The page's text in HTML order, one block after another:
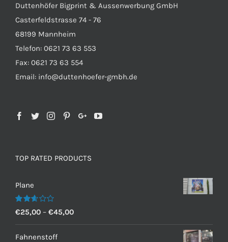
Duttenhöfer Bigprint & Aussenwerbung GmbH
Casterfeldstrasse 74 - 76
68199 Mannheim
Telefon: 0621 73 63 553
Fax: 0621 73 63 554
Email: info@duttenhoefer-gmbh.de
TOP RATED PRODUCTS
Plane
Bewertet
mit
2.60
von 5
€25,00 – €45,00
Fahnenstoff